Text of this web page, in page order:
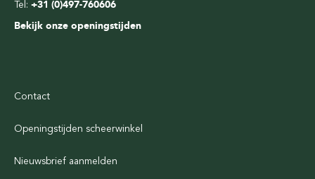
Tel: +31 (0)497-760606
Bekijk onze openingstijden
Contact
Openingstijden scheerwinkel
Nieuwsbrief aanmelden